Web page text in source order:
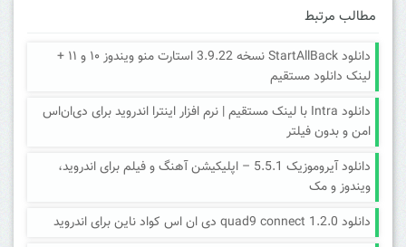
مطالب مرتبط
دانلود StartAllBack نسخه 3.9.22 استارت منو ویندوز ۱۰ و ۱۱ +
لینک دانلود مستقیم
دانلود Intra با لینک مستقیم | نرم افزار اینترا اندروید برای دی‌ان‌اس
امن و بدون فیلتر
دانلود آیروموزیک 5.5.1 – اپلیکیشن آهنگ و فیلم برای اندروید،
ویندوز و مک
دانلود quad9 connect 1.2.0 دی ان اس کواد ناین برای اندروید